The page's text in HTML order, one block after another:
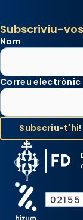
Subscriviu-
Nom
Correu electrònic